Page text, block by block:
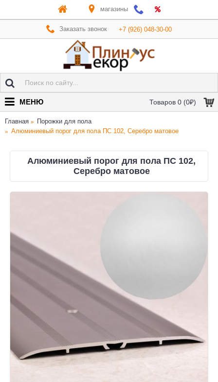
магазины
Заказать звонок +7 (926) 048-30-00
Товаров 0 (0₽)
МЕНЮ
Главная
Порожки для пола
Алюминиевый порог для пола ПС 102, Серебро матовое
Алюминиевый порог для пола ПС 102,
Серебро матовое